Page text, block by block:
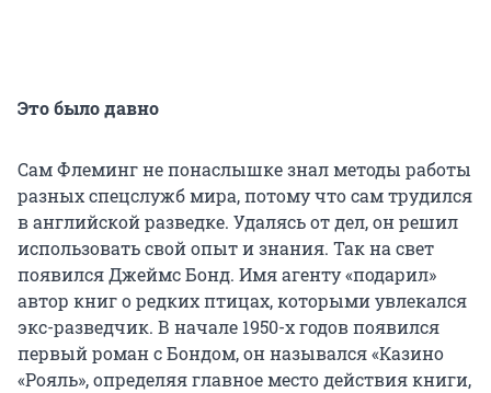
Это было давно
Сам Флеминг не понаслышке знал методы работы
разных спецслужб мира, потому что сам трудился
в английской разведке. Удалясь от дел, он решил
использовать свой опыт и знания. Так на свет
появился Джеймс Бонд. Имя агенту «подарил»
автор книг о редких птицах, которыми увлекался
экс-разведчик. В начале 1950-х годов появился
первый роман с Бондом, он назывался «Казино
«Рояль», определяя главное место действия книги,